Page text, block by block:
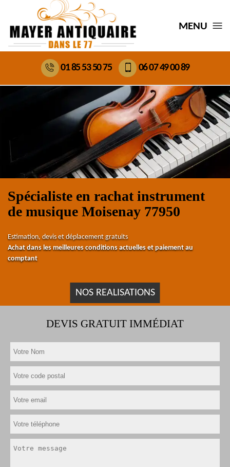
MENU
01 85 53 50 75 06 07 49 00 89
Spécialiste en rachat instrument
de musique Moisenay 77950
Estimation, devis et déplacement gratuits
Achat dans les meilleures conditions actuelles et paiement au
comptant
NOS REALISATIONS
DEVIS GRATUIT IMMÉDIAT